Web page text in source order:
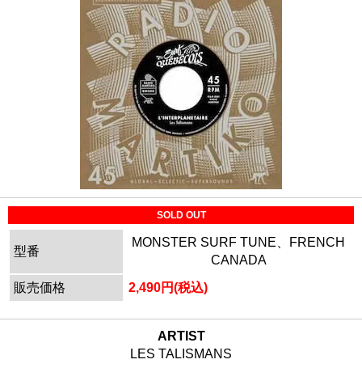
SOLD OUT
型番
MONSTER SURF TUNE、FRENCH
CANADA
販売価格
2,490円(税込)
ARTIST
LES TALISMANS